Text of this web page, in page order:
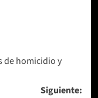
de homicidio y
Siguiente: